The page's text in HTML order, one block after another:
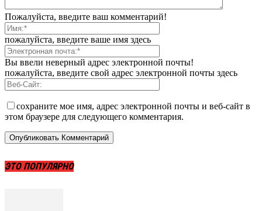
Пожалуйста, введите ваш комментарий!
пожалуйста, введите ваше имя здесь
Вы ввели неверный адрес электронной почты!
пожалуйста, введите свой адрес электронной почты здесь
сохраните мое имя, адрес электронной почты и веб-сайт в
этом браузере для следующего комментария.
ЭТО ПОПУЛЯРНО